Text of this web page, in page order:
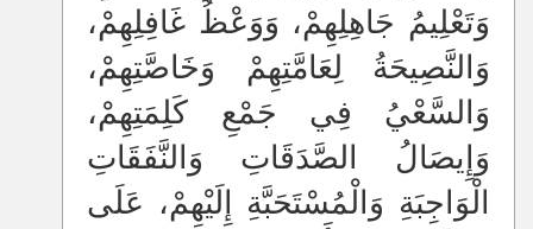
وَتَعْلِيمُ جَاهِلِهِمْ، وَوَعْظُ غَافِلِهِمْ،
وَالنَّصِيحَةُ لِعَامَّتِهِمْ وَخَاصَّتِهِمْ،
وَالسَّعْيُ فِي جَمْعِ كَلِمَتِهِمْ،
وَإِيصَالُ الصَّدَقَاتِ وَالنَّفَقَاتِ
الْوَاجِبَةِ وَالْمُسْتَحَبَّةِ إِلَيْهِمْ، عَلَى